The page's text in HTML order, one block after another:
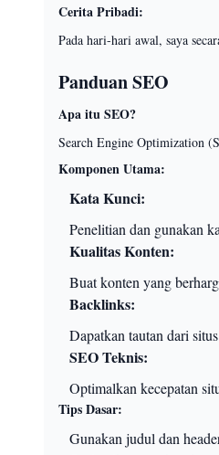
Cerita Pribadi:
Pada hari-hari awal, saya
Panduan SEO
Apa itu SEO?
Search Engine Optimization
Komponen Utama:
Kata Kunci:
Penelitian dan gunakan
Kualitas Konten:
Buat konten yang
Backlinks:
Dapatkan tautan dari
SEO Teknis:
Optimalkan kecepatan
Tips Dasar:
Gunakan judul dan